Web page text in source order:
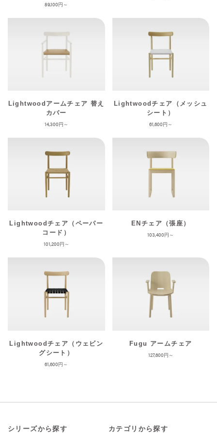
89,100
Lightwoodアームチェア 替え
カバー
14,300
Lightwoodチェア（メッシュ
シート）
61,600
Lightwoodチェア（ペーパー
コード）
101,200
ENチェア（張座）
103,400
Lightwoodチェア（ウェビン
グシート）
61,600
Fugu アームチェア
127,600
シリーズから探す カテゴリから探す